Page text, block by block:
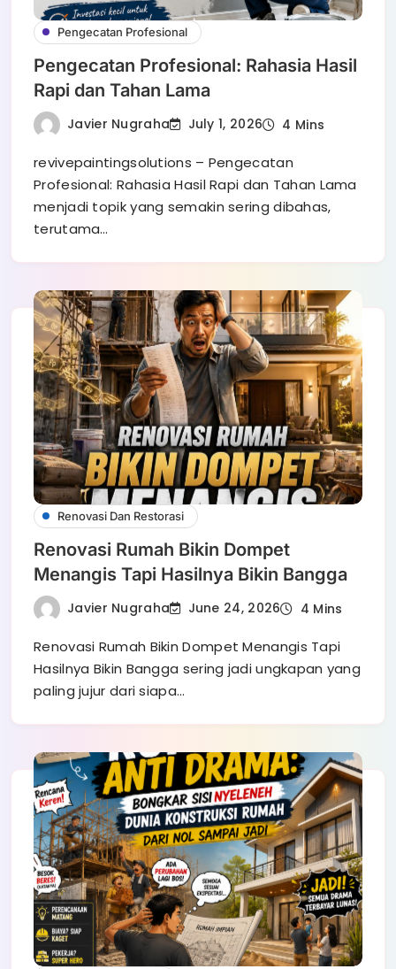
Pengecatan Profesional
Pengecatan Profesional: Rahasia Hasil
Rapi dan Tahan Lama
Javier Nugraha July 1, 2026 4 Mins
revivepaintingsolutions – Pengecatan
Profesional: Rahasia Hasil Rapi dan Tahan Lama
menjadi topik yang semakin sering dibahas,
terutama…
Renovasi Dan Restorasi
Renovasi Rumah Bikin Dompet
Menangis Tapi Hasilnya Bikin Bangga
Javier Nugraha June 24, 2026 4 Mins
Renovasi Rumah Bikin Dompet Menangis Tapi
Hasilnya Bikin Bangga sering jadi ungkapan yang
paling jujur dari siapa…